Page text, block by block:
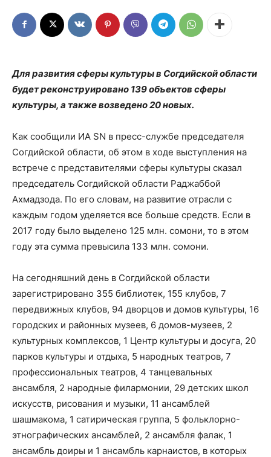
Для развития сферы культуры в Согдийской области
будет реконструировано 139 объектов сферы
культуры, а также возведено 20 новых.
Как сообщили ИА SN в пресс-службе председателя
Согдийской области, об этом в ходе выступления на
встрече с представителями сферы культуры сказал
председатель Согдийской области Раджаббой
Ахмадзода. По его словам, на развитие отрасли с
каждым годом уделяется все больше средств. Если в
2017 году было выделено 125 млн. сомони, то в этом
году эта сумма превысила 133 млн. сомони.
На сегодняшний день в Согдийской области
зарегистрировано 355 библиотек, 155 клубов, 7
передвижных клубов, 94 дворцов и домов культуры, 16
городских и районных музеев, 6 домов-музеев, 2
культурных комплексов, 1 Центр культуры и досуга, 20
парков культуры и отдыха, 5 народных театров, 7
профессиональных театров, 4 танцевальных
ансамбля, 2 народные филармонии, 29 детских школ
искусств, рисования и музыки, 11 ансамблей
шашмакома, 1 сатирическая группа, 5 фольклорно-
этнографических ансамблей, 2 ансамбля фалак, 1
ансамбль доиры и 1 ансамбль карнаистов, в которых